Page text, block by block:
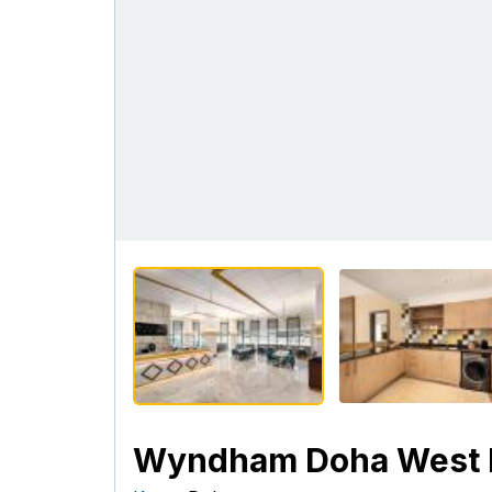
Wyndham Doha West